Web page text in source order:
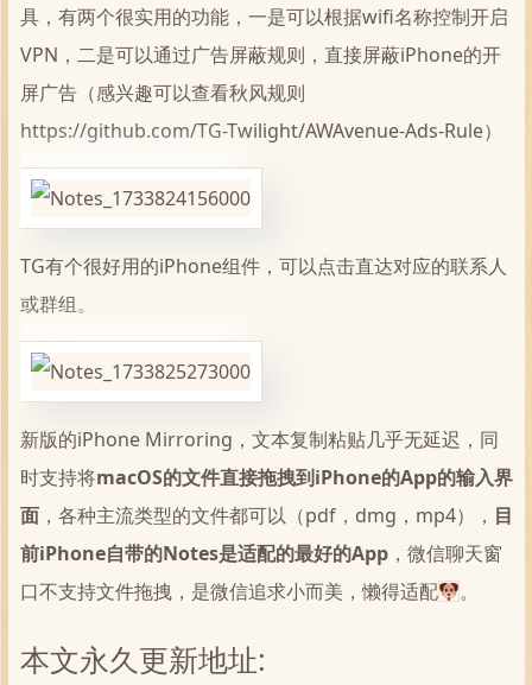
具，有两个很实用的功能，一是可以根据wifi名称控制开启
VPN，二是可以通过广告屏蔽规则，直接屏蔽iPhone的开
屏广告（感兴趣可以查看秋风规则
https://github.com/TG-Twilight/AWAvenue-Ads-Rule）
TG有个很好用的iPhone组件，可以点击直达对应的联系人
或群组。
新版的iPhone Mirroring，文本复制粘贴几乎无延迟，同
时支持将macOS的文件直接拖拽到iPhone的App的输入界
面 ，各种主流类型的文件都可以（pdf，dmg，mp4）， 目
前iPhone自带的Notes是适配的最好的App ，微信聊天窗
口不支持文件拖拽，是微信追求小而美，懒得适配
。
本文永久更新地址: